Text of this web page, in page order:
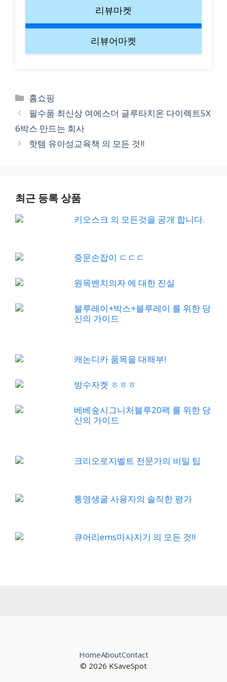
리뷰마켓
리뷰어마켓
Categories
홈쇼핑
필수품 최신상 여에스더 글루타치온 다이렉트5X
6박스 만드는 회사
핫템 유아성교육책 의 모든 것!!
최근 등록 상품
키오스크 의 모든것을 공개 합니다.
중문손잡이 ㄷㄷㄷ
원목벤치의자 에 대한 진실
블루레이+박스+블루레이 를 위한 당
신의 가이드
캐논디카 품목을 대해부!
방수자켓 ㅎㅎㅎ
베베숲시그니처블루20팩 를 위한 당
신의 가이드
크리오로지벨트 전문가의 비밀 팁
통영생굴 사용자의 솔직한 평가
큐어리ems마사지기 의 모든 것!!
© 2026 KSaveSpot
HomeAboutContact